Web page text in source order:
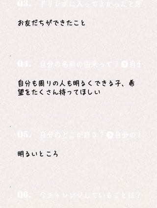
お友だちができたこと
自分の名前の由来って？
自分も周りの人も明るくできる子、希
望をたくさん持ってほしい
明るいところ
Q6. 今チャレンジしていることは？